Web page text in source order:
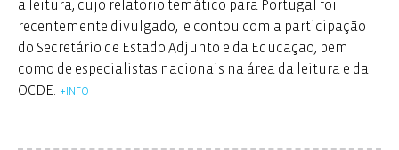
a leitura, cujo relatório temático para Portugal foi
recentemente divulgado, e contou com a participação
do Secretário de Estado Adjunto e da Educação, bem
como de especialistas nacionais na área da leitura e da
OCDE.
+INFO